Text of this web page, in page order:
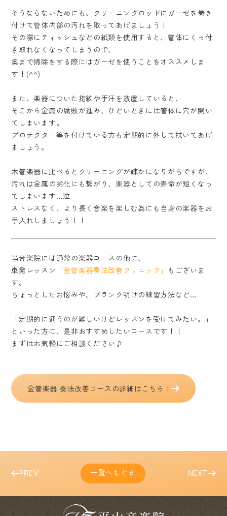
そうならないためにも、クリーニングロッドにガーゼを巻き
付けて管体内部の汚れを取ってあげましょう！
その際にティッシュなどの紙類を使用すると、管体にくっ付
き取れなくなってしまうので、
奥まで掃除をする際にはガーゼを使うことをオススメしま
す！(^^)
また、楽器についた指紋や手汗を放置していると、
そこから金属の腐敗が進み、ひどいときには管体に穴が開い
てしまいます。
プロテクター等を付けている方も定期的に外して拭いてあげ
ましょう。
木管楽器に比べるとクリーニングが疎かになりがちですが、
汚れは金属の劣化にも繋がり、楽器としての寿命が短くなっ
てしまいます…泣
ストレスなく、より長く音楽を楽しむ為にも自身の楽器をお
手入れしましょう！！
当音楽院には通常の楽器コースの他に、
単発レッスン 「金管楽器奏法改善クリニック」 もございま
す。
ちょっとしたお悩みや、ブランク明けの練習方法など…
「定期的に通うのが難しいけどレッスンを受けてみたい。」
といった方に、是非おすすめしたいコースです！！
まずはお気軽にご相談ください♪
金管楽器 奏法改善コースの詳細はこちら！
PREV 一覧へもどる NEXT